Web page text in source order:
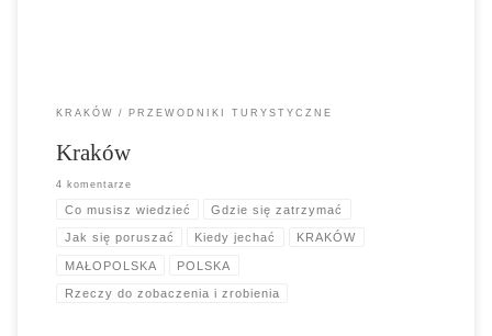
KRAKÓW PRZEWODNIKI TURYSTYCZNE
Kraków
4 komentarze
Co musisz wiedzieć Gdzie się zatrzymać
Jak się poruszać Kiedy jechać KRAKÓW
MAŁOPOLSKA POLSKA
Rzeczy do zobaczenia i zrobienia